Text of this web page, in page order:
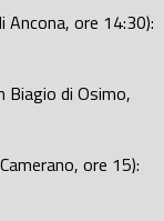
Ancona, ore 14:30):
Biagio di Osimo,
ore 15):